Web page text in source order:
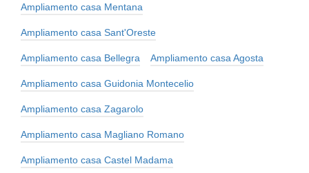
Ampliamento casa Mentana
Ampliamento casa Sant'Oreste
Ampliamento casa Bellegra Ampliamento casa Agosta
Ampliamento casa Guidonia Montecelio
Ampliamento casa Zagarolo
Ampliamento casa Magliano Romano
Ampliamento casa Castel Madama